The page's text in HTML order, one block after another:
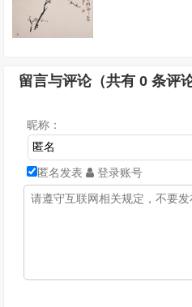
留言与评论（共有0 条评
昵称：
匿名发表 登录账号